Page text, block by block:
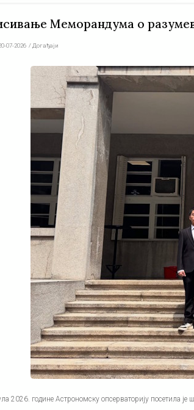
Меморандума о
07-2026 / Догађаји
2026. године Астрономску опсерваторију посетила